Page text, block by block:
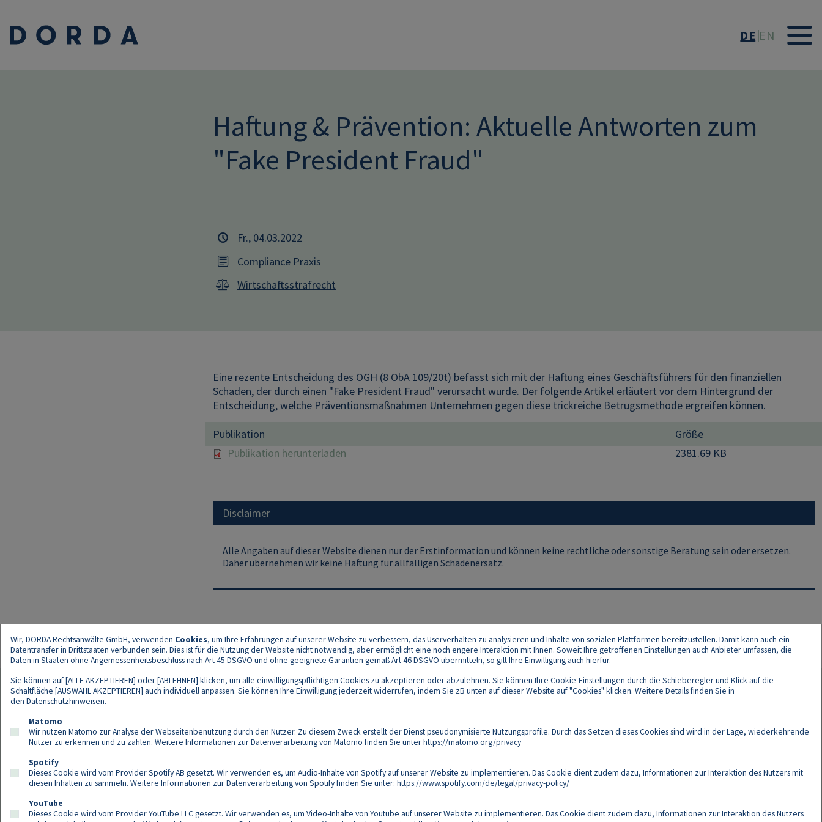
DE EN
Haftung & Prävention: Aktuelle Antworten zum
"Fake President Fraud"
Fr., 04.03.2022
Compliance Praxis
Wirtschaftsstrafrecht
Eine rezente Entscheidung des OGH (8 ObA 109/20t) befasst sich mit der Haftung eines Geschäftsführers für den finanziellen
Schaden, der durch einen "Fake President Fraud" verursacht wurde. Der folgende Artikel erläutert vor dem Hintergrund der
Entscheidung, welche Präventionsmaßnahmen Unternehmen gegen diese trickreiche Betrugsmethode ergreifen können.
Publikation
Größe
Publikation herunterladen
2381.69 KB
Disclaimer
Alle Angaben auf dieser Website dienen nur der Erstinformation und können keine rechtliche oder sonstige Beratung sein oder ersetzen.
Daher übernehmen wir keine Haftung für allfälligen Schadenersatz.
Footer
Wir, DORDA Rechtsanwälte GmbH, verwenden Cookies, um Ihre Erfahrungen auf unserer Website zu verbessern, das Userverhalten zu analysieren und Inhalte von sozialen Plattformen bereitzustellen. Damit kann auch ein
Datentransfer in Drittstaaten verbunden sein. Dies ist für die Nutzung der Website nicht notwendig, aber ermöglicht eine noch engere Interaktion mit Ihnen. Soweit Ihre getroffenen Einstellungen auch Anbieter umfassen, die
Daten in Staaten ohne Angemessenheitsbeschluss nach Art 45 DSGVO und ohne geeignete Garantien gemäß Art 46 DSGVO übermitteln, so gilt Ihre Einwilligung auch hierfür.
Sie können auf [ALLE AKZEPTIEREN] oder [ABLEHNEN] klicken, um alle einwilligungspflichtigen Cookies zu akzeptieren oder abzulehnen. Sie können Ihre Cookie-Einstellungen durch die Schieberegler und Klick auf die
Schaltfläche [AUSWAHL AKZEPTIEREN] auch individuell anpassen. Sie können Ihre Einwilligung jederzeit widerrufen, indem Sie zB unten auf dieser Website auf "Cookies" klicken. Weitere Details finden Sie in
den Datenschutzhinweisen.
Matomo
Wir nutzen Matomo zur Analyse der Webseitenbenutzung durch den Nutzer. Zu diesem Zweck erstellt der Dienst pseudonymisierte Nutzungsprofile. Durch das Setzen dieses Cookies sind wird in der Lage, wiederkehrende
Nutzer zu erkennen und zu zählen. Weitere Informationen zur Datenverarbeitung von Matomo finden Sie unterhttps://matomo.org/privacy
Spotify
Dieses Cookie wird vom Provider Spotify AB gesetzt. Wir verwenden es, um Audio-Inhalte von Spotify auf unserer Website zu implementieren. Das Cookie dient zudem dazu, Informationen zur Interaktion des Nutzers mit
diesen Inhalten zu sammeln. Weitere Informationen zur Datenverarbeitung von Spotify finden Sie unter: https://www.spotify.com/de/legal/privacy-policy/
YouTube
Dieses Cookie wird vom Provider YouTube LLC gesetzt. Wir verwenden es, um Video-Inhalte von Youtube auf unserer Website zu implementieren. Das Cookie dient zudem dazu, Informationen zur Interaktion des Nutzers
Follow us on:
Copyright 2026